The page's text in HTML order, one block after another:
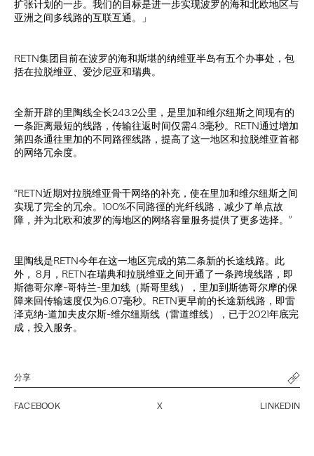
扩张计划的一步。我们的目标是进一步实现波罗的海和北欧地区与
亚洲之间多线路的互联互通。」
RETN集团目前在波罗的海和斯堪的纳维亚半岛有五个办事处，包
括在拉脱维亚、爱沙尼亚和瑞典。
全新开辟的里陶线全长243.2公里，是里加和维尔纽斯之间现有的
一条距离最短的线路，传输往返时间仅需4.3毫秒。RETN通过增加
第四条通往里加的不同路徑线路，提高了这一地区和拉脱维亚首都
的网络冗余度。
“RETN近期对拉脱维亚骨干网络的补充，使在里加和维尔纽斯之间
实现了完全的冗余。100%不同路徑的光纤线路，减少了单点故
障，并为北欧和波罗的海地区的网络容量服务提供了更多选择。”
里陶线是RETN今年在这一地区完成的第二条新的长途线路。此
外， 8月，RETN在瑞典和拉脱维亚之间开通了一条跨境线路，即
斯德哥尔摩-哥特兰-里加线（斯哥里线），里加到斯德哥尔摩的保
障来回传输速度仅为6.07毫秒。RETN更早前的长途新线路，即雷
泽克纳-道加夫皮尔斯-维尔纽斯线（雷道维线），已于2021年底完
成，投入服务。
分享
FACEBOOK X LINKEDIN